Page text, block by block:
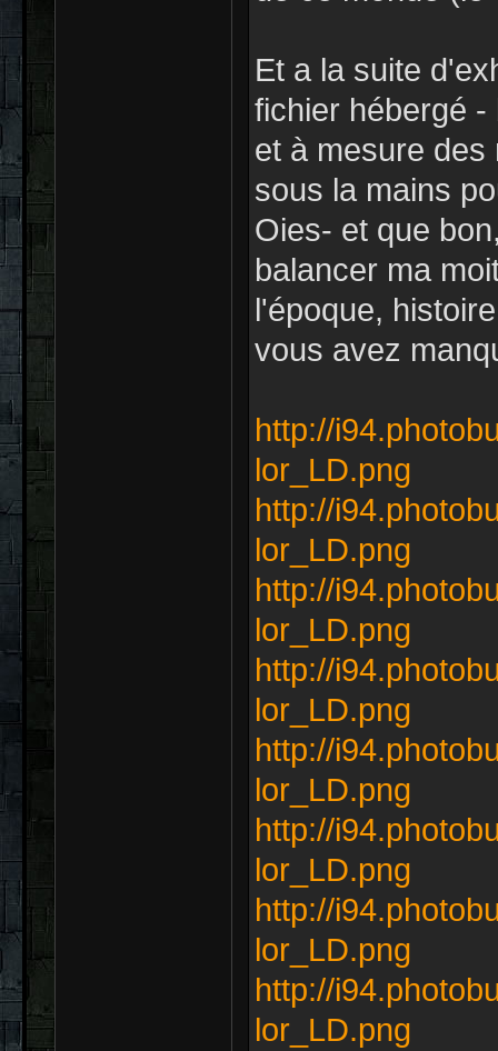
Et a la suite
fichier hébergé
et à mesure
sous la mains
Oies- et que
balancer ma
l'époque,
vous avez
http://
lor_LD.png
http://
lor_LD.png
http://
lor_LD.png
http://
lor_LD.png
http://
lor_LD.png
http://
lor_LD.png
http://
lor_LD.png
http://
lor_LD.png